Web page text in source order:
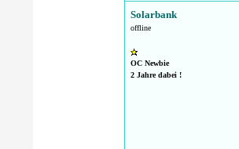
Solarbank
offline
OC Newbie
2 Jahre dabei !